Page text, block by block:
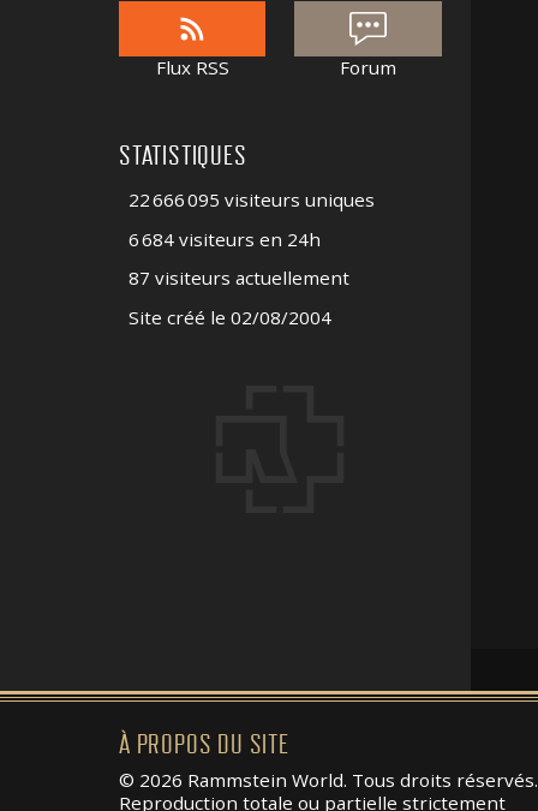
Flux RSS Forum
STATISTIQUES
22 666 095 visiteurs uniques
6 684 visiteurs en 24h
87 visiteurs actuellement
Site créé le 02/08/2004
À PROPOS DU SITE
© 2026 Rammstein World. Tous droits réservés.
Reproduction totale ou partielle strictement